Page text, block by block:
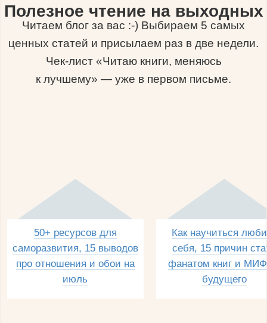
Полезное чтение на выходных
Читаем блог за вас :-) Выбираем 5 самых
ценных статей и присылаем раз в две недели.
Чек-лист «Читаю книги, меняюсь
к лучшему» — уже в первом письме.
50+ ресурсов для
саморазвития, 15 выводов
про отношения и обои на
июль
Как научиться
себя, 15 причин
фанатом книг и
будущего